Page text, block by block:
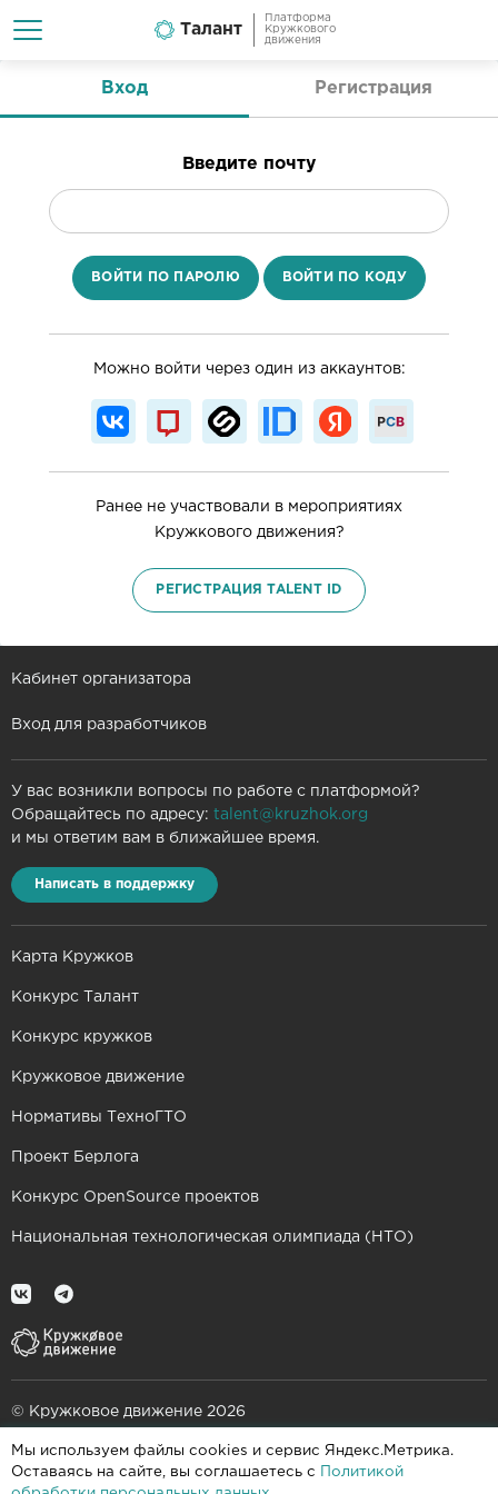
Мы используем файлы cookies и сервис Яндекс.Метрика.
Оставаясь на сайте, вы соглашаетесь с
Политикой
Талант
Платформа
Кружкового
движения
Вход Регистрация
Введите почту
ВОЙТИ ПО ПАРОЛЮ ВОЙТИ ПО КОДУ
Можно войти через один из аккаунтов:
Ранее не участвовали в мероприятиях
Кружкового движения?
РЕГИСТРАЦИЯ TALENT ID
Кабинет организатора
Вход для разработчиков
У вас возникли вопросы по работе с платформой?
Обращайтесь по адресу: talent@kruzhok.org
и мы ответим вам в ближайшее время.
Написать в поддержку
Карта Кружков
Конкурс Талант
Конкурс кружков
Кружковое движение
Нормативы ТехноГТО
Проект Берлога
Конкурс OpenSource проектов
Национальная технологическая олимпиада (НТО)
© Кружковое движение 2026
При поддержке